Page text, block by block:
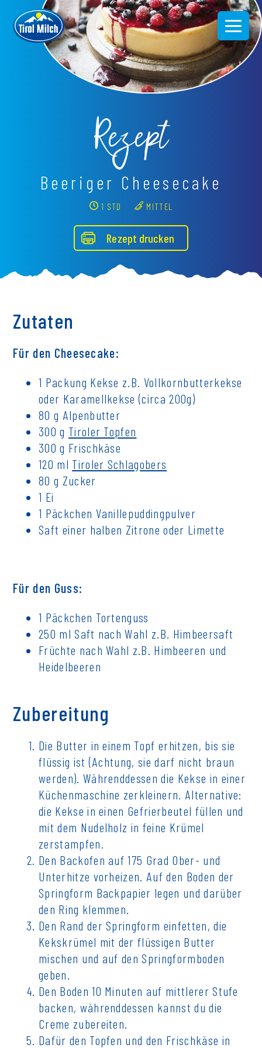
Direkt
zum
Inhalt
Rezept
Beeriger Cheesecake
1 STD MITTEL
Rezept drucken
Zutaten
Für den Cheesecake:
1 Packung Kekse z.B. Vollkornbutterkekse
oder Karamellkekse (circa 200g)
80 g Alpenbutter
300 g Tiroler Topfen
300 g Frischkäse
120 ml Tiroler Schlagobers
80 g Zucker
1 Ei
1 Päckchen Vanillepuddingpulver
Saft einer halben Zitrone oder Limette
Für den Guss:
1 Päckchen Tortenguss
250 ml Saft nach Wahl z.B. Himbeersaft
Früchte nach Wahl z.B. Himbeeren und
Heidelbeeren
Zubereitung
Die Butter in einem Topf erhitzen, bis sie
flüssig ist (Achtung, sie darf nicht braun
werden). Währenddessen die Kekse in einer
Küchenmaschine zerkleinern. Alternative:
die Kekse in einen Gefrierbeutel füllen und
mit dem Nudelholz in feine Krümel
zerstampfen.
Den Backofen auf 175 Grad Ober- und
Unterhitze vorheizen. Auf den Boden der
Springform Backpapier legen und darüber
den Ring klemmen.
Den Rand der Springform einfetten, die
Kekskrümel mit der flüssigen Butter
mischen und auf den Springformboden
geben.
Den Boden 10 Minuten auf mittlerer Stufe
backen, währenddessen kannst du die
Creme zubereiten.
Dafür den Topfen und den Frischkäse in